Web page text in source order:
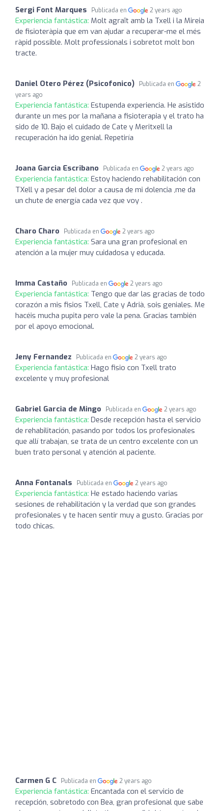
Sergi Font Marques Publicada en 2 years ago
Experiencia fantástica: Molt agraït amb la Txell i la Mireia
de fisioteràpia que em van ajudar a recuperar-me el més
ràpid possible. Molt professionals i sobretot molt bon
tracte.
Daniel Otero Pérez (Psicofonico) Publicada en
2
years ago
Experiencia fantástica: Estupenda experiencia. He asistido
durante un mes por la mañana a fisioterapia y el trato ha
sido de 10. Bajo el cuidado de Cate y Meritxell la
recuperación ha ido genial. Repetiría
Joana Garcia Escribano Publicada en 2 years ago
Experiencia fantástica: Estoy haciendo rehabilitación con
TXell y a pesar del dolor a causa de mi dolencia ,me da
un chute de energía cada vez que voy .
Charo Charo Publicada en 2 years ago
Experiencia fantástica: Sara una gran profesional en
atención a la mujer muy cuidadosa y educada.
Imma Castaño Publicada en 2 years ago
Experiencia fantástica: Tengo que dar las gracias de todo
corazón a mis fisios Txell, Cate y Adrià, sois geniales. Me
hacéis mucha pupita pero vale la pena. Gracias también
por el apoyo emocional.
Jeny Fernandez Publicada en 2 years ago
Experiencia fantástica: Hago fisio con Txell trato
excelente y muy profesional
Gabriel Garcia de Mingo Publicada en 2 years ago
Experiencia fantástica: Desde recepción hasta el servicio
de rehabilitación, pasando por todos los profesionales
que allí trabajan, se trata de un centro excelente con un
buen trato personal y atención al paciente.
Anna Fontanals Publicada en 2 years ago
Experiencia fantástica: He estado haciendo varias
sesiones de rehabilitación y la verdad que son grandes
profesionales y te hacen sentir muy a gusto. Gracias por
todo chicas.
Carmen G C Publicada en 2 years ago
Experiencia fantástica: Encantada con el servicio de
recepción, sobretodo con Bea, gran profesional que sabe